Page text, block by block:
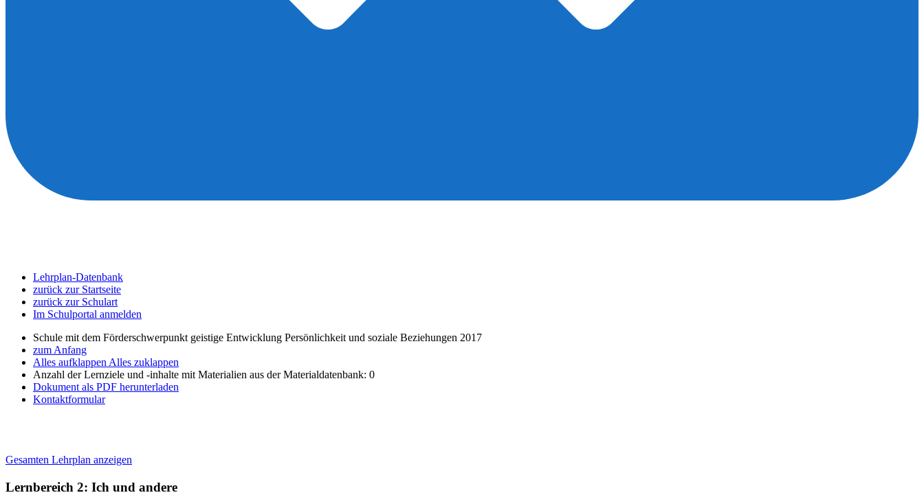
Lehrplan-Datenbank
zurück zur Startseite
zurück zur Schulart
Im Schulportal anmelden
Schule mit dem Förderschwerpunkt geistige Entwicklung Persönlichkeit und soziale Beziehungen 2017
zum Anfang
Alles aufklappen Alles zuklappen
Anzahl der Lernziele und -inhalte mit Materialien aus der Materialdatenbank: 0
Dokument als PDF herunterladen
Kontaktformular
Gesamten Lehrplan anzeigen
Lernbereich 2: Ich und andere